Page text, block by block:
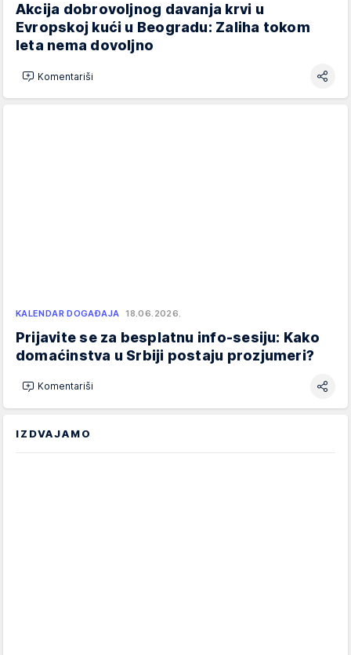
Akcija dobrovoljnog davanja krvi u
Evropskoj kući u Beogradu: Zaliha tokom
leta nema dovoljno
Komentariši
KALENDAR DOGAĐAJA 18.06.2026.
Prijavite se za besplatnu info-sesiju: Kako
domaćinstva u Srbiji postaju prozjumeri?
Komentariši
IZDVAJAMO